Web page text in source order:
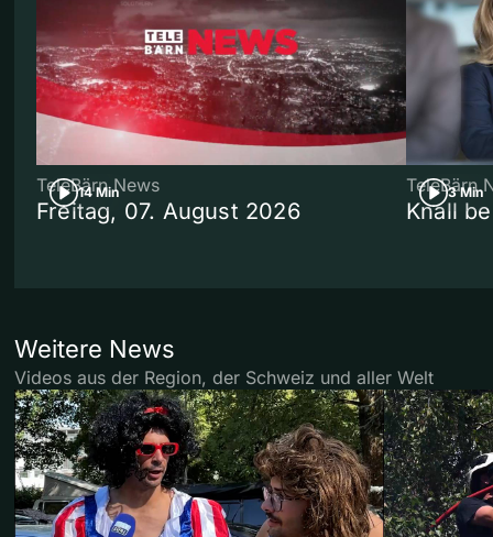
14 Min
TeleBärn News
Freitag, 07. August 2026
3 Min
TeleBärn
Knall
Weitere News
Videos aus der Region, der Schweiz und aller Welt